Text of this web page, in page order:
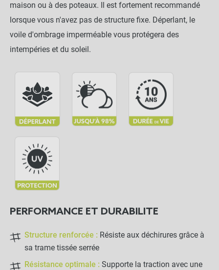
maison ou à des poteaux. Il est fortement recommandé
lorsque vous n'avez pas de structure fixe. Déperlant, le
voile d'ombrage imperméable vous protégera des
intempéries et du soleil.
PERFORMANCE ET DURABILITE
Structure renforcée : Résiste aux déchirures grâce à
sa trame tissée serrée
Résistance optimale : Supporte la traction avec une